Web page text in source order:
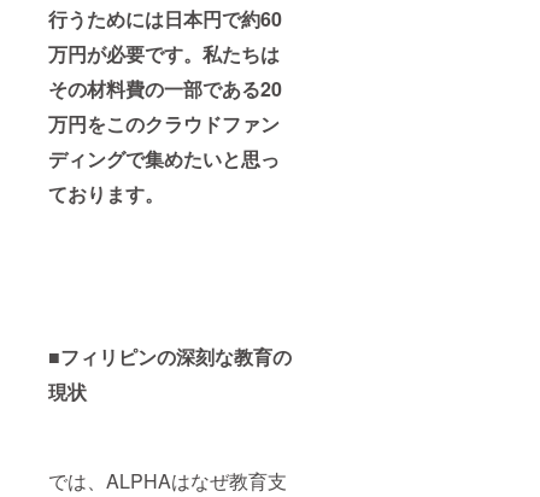
行うためには日本円で約60
万円が必要です。私たちは
その材料費の一部である20
万円をこのクラウドファン
ディングで集めたいと思っ
ております。
■フィリピンの深刻な教育の
現状
では、ALPHAはなぜ教育支